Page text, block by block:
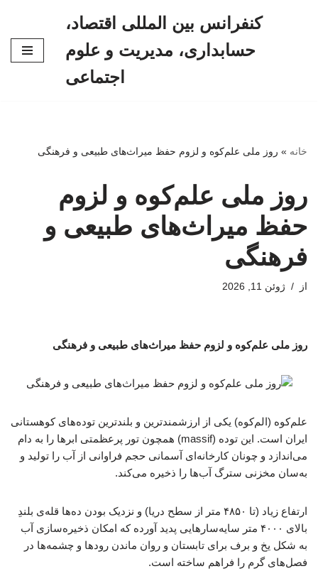
کنفرانس بین المللی اقتصاد،
حسابداری، مدیریت و علوم
اجتماعی
خانه » روز ملی علم‌کوه و لزوم حفظ میراث‌های طبیعی و فرهنگی
روز ملی علم‌کوه و لزوم
حفظ میراث‌های طبیعی و
فرهنگی
از ژوئن 11, 2026
روز ملی علم‌کوه و لزوم حفظ میراث‌های طبیعی و فرهنگی
علم‌کوه (الم‌کوه) یکی از ارزشمندترین و بلندترین توده‌های کوهستانی
ایران است. این توده (massif) همچون تور پرعظمتی ابرها را به دام
می‌اندازد و چونان کارخانه‌ای آسمانی حجم فراوانی از آب را تولید و
به‌سان مخزنی سترگ آب‌ها را ذخیره می‌کند.
ارتفاع زیاد (تا ۴۸۵۰ متر از سطح دریا) و نزدیک بودن ده‌ها قله‌ی بلندِ
بالای ۴۰۰۰ متر سایه‌سارهایی پدید آورده که امکان ذخیره‌سازی آب
به شکل یخ و برف برای تابستان و روان ماندن رودها و چشمه‌ها در
فصل‌های گرم را فراهم ساخته‌ است.